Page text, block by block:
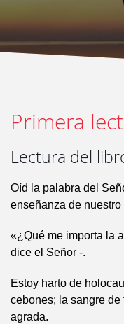
Primera
Lectura del
Oíd la palabra del
enseñanza de
«¿Qué me importa la
dice el Señor -.
Estoy harto de
cebones; la sangre
agrada.